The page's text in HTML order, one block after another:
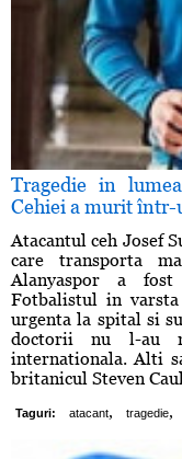
Tragedie in
Cehiei a murit
Atacantul ceh Josef
care transporta
Alanyaspor a
Fotbalistul in
urgenta la spital si
doctorii nu l-au
internationala. Alti
britanicul Steven
Taguri: atacant, tragedie,